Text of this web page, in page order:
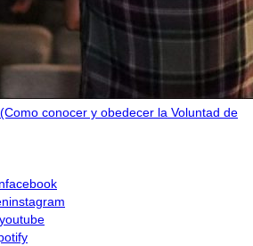
conocer y obedecer la Voluntad de